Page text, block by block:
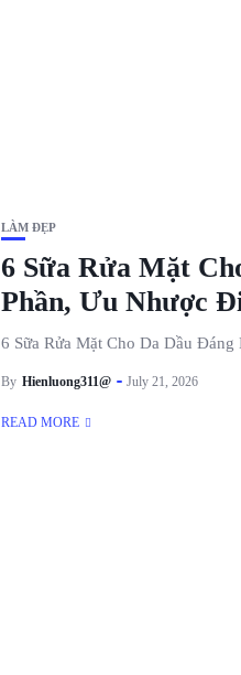
LÀM ĐẸP
6 Sữa Rửa Mặt
Phần, Ưu Nhược
6 Sữa Rửa Mặt Cho Da Dầu
By Hienluong311@ July 21, 2026
READ MORE